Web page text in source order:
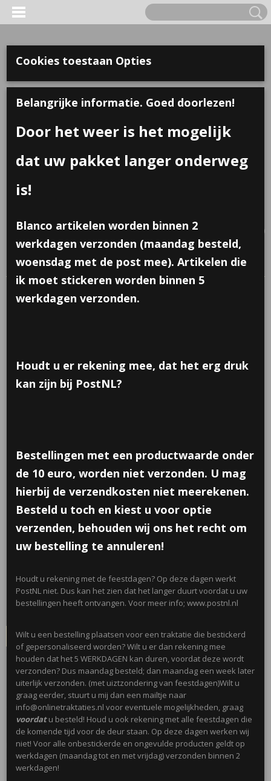
Geen producten
(0)
Home>Traktaties>Sticker; zwaai gedag, pension; 10 stuks
Sticker; zwaai gedag,
pension; 10 stuks
€ 1,00 (inclusief btw 21%)
Niet op voorraad
Verstuur
Omschrijving
Stickers in twee varianten (zwart en wit). Met de tekst; Ik zwaai gedag,
omdat ik met pensioen mag!
Leuk in combinatie met onze blanco artikelen; zoals snoepkokers, mini
emmertjes, etc!
Cookies toestaan Opties
Belangrijke informatie. Goed doorlezen!
Door het weer is het mogelijk
dat uw pakket langer onderweg
is!
Blanco artikelen worden binnen 2
werkdagen verzonden (maandag besteld,
woensdag met de post mee). Artikelen die
ik moet stickeren worden binnen 5
werkdagen verzonden.
Houdt u er rekening mee, dat het erg druk
kan zijn bij PostNL?
Bestellingen met een productwaarde onder
de 10 euro, worden niet verzonden. U mag
hierbij de verzendkosten niet meerekenen.
Besteld u toch en kiest u voor optie
verzenden, behouden wij ons het recht om
uw bestelling te annuleren!
Houdt u rekening met de feestdagen? Op deze dagen werkt
PostNL niet. Dus kan het zien dat het langer duurt voordat u uw
bestellingen heeft ontvangen. Voor meer info; www.postnl.nl
Wilt u een bestelling plaatsen voor een traktatie die bestickerd
of gepersonaliseerd worden? Wilt u er dan rekening mee
houden dat het 5 WERKDAGEN kan duren, voordat deze wordt
verzonden? Dus maandag besteld; dan maandag een week later
uiterlijk verzonden. (met uiztzondering van feestdagen)Wilt u
graag eerder, stuurt u mij dan een mailtje naar
info@onlinetraktaties.nl voor eventuele mogelijkheden, graag
voordatu besteld! Houd u ook rekening met alle feestdagen die
de komende tijd voor de deur staan. Op deze dagen werken wij
niet! Voor alle onbestickerde en ongevulde producten geldt op
werkdagen (maandag tot en met vrijdag) verzonden binnen 2
werkdagen!